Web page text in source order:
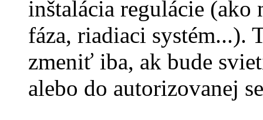
inštalácia regulácie (ako
fáza, riadiaci systém...).
zmeniť iba, ak bude
alebo do autorizovanej